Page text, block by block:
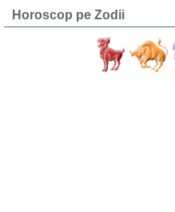
Horoscop pe Zodii